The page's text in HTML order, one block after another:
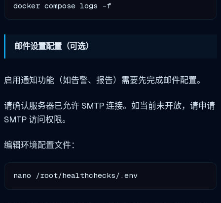
邮件设置配置（可选）
启用通知功能（如告警、报告）需要先完成邮件配置。
请确认服务器已允许 SMTP 连接。如当前未开放，请申请
SMTP 访问权限。
编辑环境配置文件：